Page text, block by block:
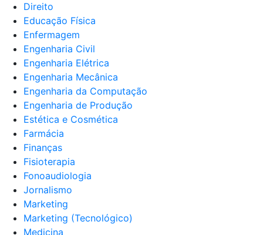
Direito
Educação Física
Enfermagem
Engenharia Civil
Engenharia Elétrica
Engenharia Mecânica
Engenharia da Computação
Engenharia de Produção
Estética e Cosmética
Farmácia
Finanças
Fisioterapia
Fonoaudiologia
Jornalismo
Marketing
Marketing (Tecnológico)
Medicina